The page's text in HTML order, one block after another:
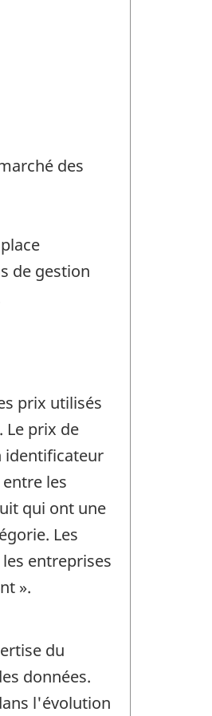
des
de gestion
prix utilisés
Le prix de
identificateur
les
qui ont une
Les
entreprises
».
du
données.
l'évolution